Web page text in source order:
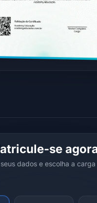
se
dados e escolha a carga